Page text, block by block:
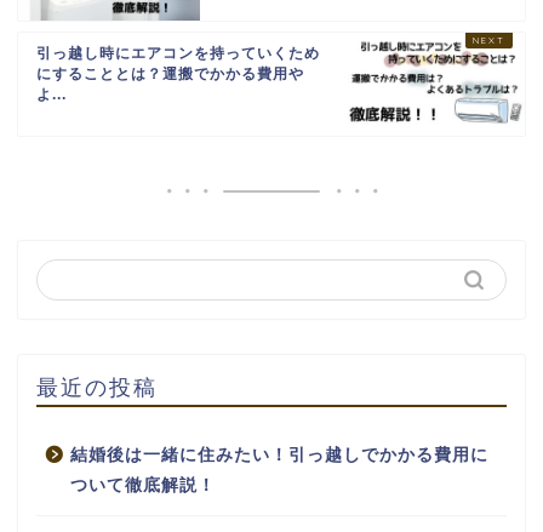
引っ越し時にエアコンを持っていくため
にすることとは？運搬でかかる費用や
よ...
最近の投稿
結婚後は一緒に住みたい！引っ越しでかかる費用に
ついて徹底解説！